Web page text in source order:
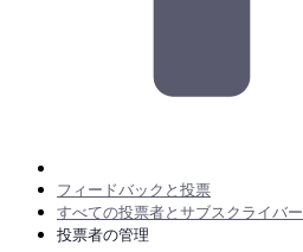
フィードバックと投票
すべての投票者とサブスクライバー
投票者の管理